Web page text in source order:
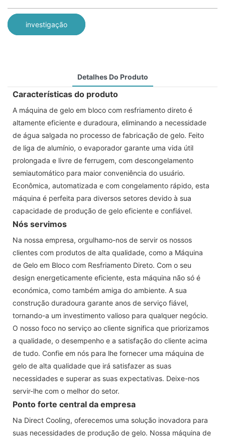
investigação
Detalhes Do Produto
Características do produto
A máquina de gelo em bloco com resfriamento direto é
altamente eficiente e duradoura, eliminando a necessidade
de água salgada no processo de fabricação de gelo. Feito
de liga de alumínio, o evaporador garante uma vida útil
prolongada e livre de ferrugem, com descongelamento
semiautomático para maior conveniência do usuário.
Econômica, automatizada e com congelamento rápido, esta
máquina é perfeita para diversos setores devido à sua
capacidade de produção de gelo eficiente e confiável.
Nós servimos
Na nossa empresa, orgulhamo-nos de servir os nossos
clientes com produtos de alta qualidade, como a Máquina
de Gelo em Bloco com Resfriamento Direto. Com o seu
design energeticamente eficiente, esta máquina não só é
económica, como também amiga do ambiente. A sua
construção duradoura garante anos de serviço fiável,
tornando-a um investimento valioso para qualquer negócio.
O nosso foco no serviço ao cliente significa que priorizamos
a qualidade, o desempenho e a satisfação do cliente acima
de tudo. Confie em nós para lhe fornecer uma máquina de
gelo de alta qualidade que irá satisfazer as suas
necessidades e superar as suas expectativas. Deixe-nos
servir-lhe com o melhor do setor.
Ponto forte central da empresa
Na Direct Cooling, oferecemos uma solução inovadora para
suas necessidades de produção de gelo. Nossa máquina de